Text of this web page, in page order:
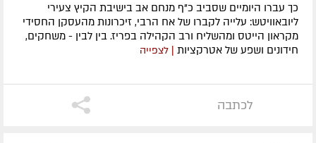
כך עברו היומיים שסביב כ"ף מנחם אב בישיבת הקיץ צעירי
ליובאוויטש: עלייה לקברו של אח הרבי, זיכרונות מהעסקן החסידי
מקראון הייטס ומהשליח ורב הקהילה בפריז. בין לבין - משחקים,
חידונים ושפע של אטרקציות
| לצפייה
לכתבה